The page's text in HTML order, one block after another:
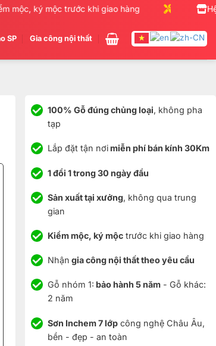
mộc, ký mộc trước khi giao hàng Nhận gia
SP Gia công nội thất
100% Gỗ đúng chủng loại, không pha
tạp
Lắp đặt tận nơimiễn phí bán kính 30Km
1 đổi 1 trong 30 ngày đầu
Sản xuất tại xưởng, không qua trung
gian
Kiểm mộc, ký mộctrước khi giao hàng
Nhận gia công nội thất theo yêu cầu
Gỗ nhóm 1: bảo hành 5 năm- Gỗ khác:
2 năm
Sơn Inchem 7 lớpcông nghệ Châu Âu,
bền - đẹp - an toàn